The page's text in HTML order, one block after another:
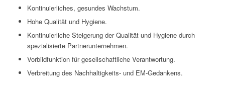
Kontinuierliches, gesundes Wachstum.
Hohe Qualität und Hygiene.
Kontinuierliche Steigerung der Qualität und Hygiene durch
spezialisierte Partnerunternehmen.
Vorbildfunktion für gesellschaftliche Verantwortung.
Verbreitung des Nachhaltigkeits- und EM-Gedankens.